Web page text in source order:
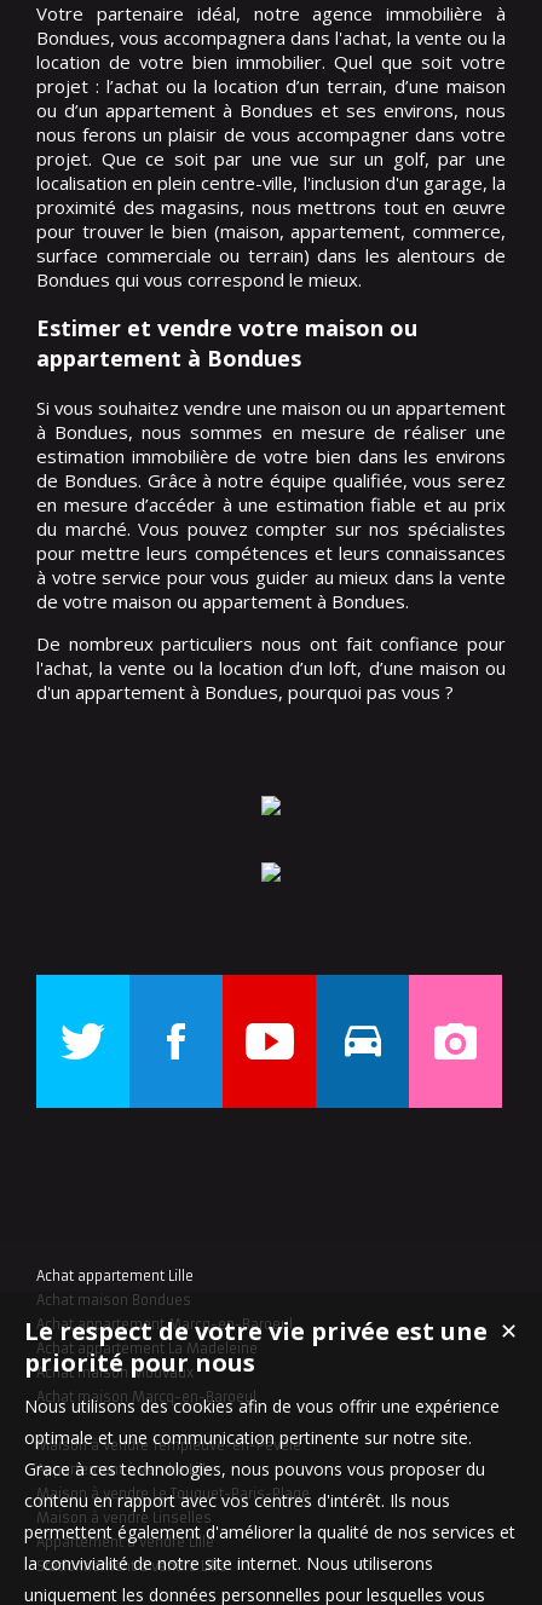
Votre partenaire idéal, notre agence immobilière à
Bondues, vous accompagnera dans l'achat, la vente ou la
location de votre bien immobilier. Quel que soit votre
projet : l’achat ou la location d’un terrain, d’une maison
ou d’un appartement à Bondues et ses environs, nous
nous ferons un plaisir de vous accompagner dans votre
projet. Que ce soit par une vue sur un golf, par une
localisation en plein centre-ville, l'inclusion d'un garage, la
proximité des magasins, nous mettrons tout en œuvre
pour trouver le bien (maison, appartement, commerce,
surface commerciale ou terrain) dans les alentours de
Bondues qui vous correspond le mieux.
Estimer et vendre votre maison ou
appartement à Bondues
Si vous souhaitez vendre une maison ou un appartement
à Bondues, nous sommes en mesure de réaliser une
estimation immobilière de votre bien dans les environs
de Bondues. Grâce à notre équipe qualifiée, vous serez
en mesure d’accéder à une estimation fiable et au prix
du marché. Vous pouvez compter sur nos spécialistes
pour mettre leurs compétences et leurs connaissances
à votre service pour vous guider au mieux dans la vente
de votre maison ou appartement à Bondues.
De nombreux particuliers nous ont fait confiance pour
l'achat, la vente ou la location d’un loft, d’une maison ou
d'un appartement à Bondues, pourquoi pas vous ?
Achat appartement Lille
Achat maison Bondues
Achat appartement Marcq-en-Baroeul
Achat appartement La Madeleine
Achat maison Mouvaux
Achat maison Marcq-en-Baroeul
Maison à vendre Templeuve-en-Pévèle
Appartement à vendre Lille
Maison à vendre Le Touquet-Paris-Plage
Maison à vendre Linselles
Appartement à vendre Lille
Stationnement à vendre Lille
✕
Le respect de votre vie privée est une
priorité pour nous
Nous utilisons des cookies afin de vous offrir une expérience
optimale et une communication pertinente sur notre site.
Grace à ces technologies, nous pouvons vous proposer du
contenu en rapport avec vos centres d'intérêt. Ils nous
permettent également d'améliorer la qualité de nos services et
la convivialité de notre site internet. Nous utiliserons
uniquement les données personnelles pour lesquelles vous